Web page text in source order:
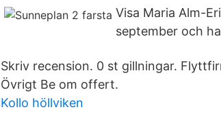
Visa Maria Alm-
september och
Skriv recension. 0 st gillningar.
Övrigt Be om offert.
Kollo höllviken